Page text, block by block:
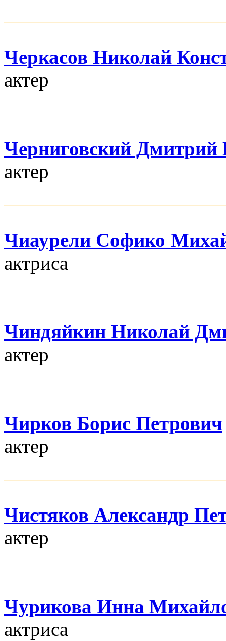
Черкасов Николай
актер
Черниговский Дмитрий
актер
Чиаурели Софико
актриса
Чиндяйкин Николай
актер
Чирков Борис Петрович
актер
Чистяков Александр
актер
Чурикова Инна
актриса